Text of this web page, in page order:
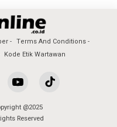
Terms And Conditions
Kode Etik Wartawan
@2025
Reserved